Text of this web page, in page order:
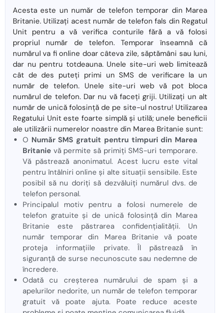
Acesta este un număr de telefon temporar din Marea
Britanie. Utilizați acest număr de telefon fals din Regatul
Unit pentru a vă verifica conturile fără a vă folosi
propriul număr de telefon. Temporar înseamnă că
numărul va fi online doar câteva zile, săptămâni sau luni,
dar nu pentru totdeauna. Unele site-uri web limitează
cât de des puteți primi un SMS de verificare la un
număr de telefon. Unele site-uri web vă pot bloca
numărul de telefon. Dar nu vă faceți griji. Utilizați un alt
număr de unică folosință de pe site-ul nostru! Utilizarea
Regatului Unit este foarte simplă și utilă; unele beneficii
ale utilizării numerelor noastre din Marea Britanie sunt:
O Număr SMS gratuit pentru timpuri din Marea
Britanie vă permite să primiți SMS-uri temporare.
Vă păstrează anonimatul. Acest lucru este vital
pentru întâlniri online și alte situații sensibile. Este
posibil să nu doriți să dezvăluiți numărul dvs. de
telefon personal.
Principalul motiv pentru a folosi numerele de
telefon gratuite și de unică folosință din Marea
Britanie este păstrarea confidențialității. Un
număr temporar din Marea Britanie vă poate
proteja informațiile private. Îl păstrează în
siguranță de surse necunoscute sau nedemne de
încredere.
Odată cu creșterea numărului de spam și a
apelurilor nedorite, un număr de telefon temporar
gratuit vă poate ajuta. Poate reduce aceste